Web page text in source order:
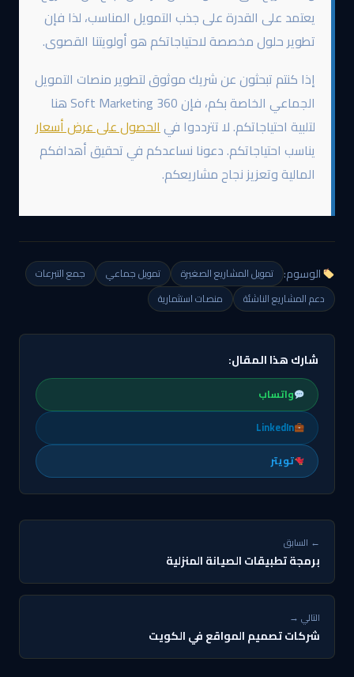
يعتمد على القدرة على جذب التمويل المناسب، لذا فإن
تطوير حلول مخصصة لاحتياجاتكم هو أولويتنا القصوى.
إذا كنتم تبحثون عن شريك موثوق لتطوير منصات التمويل
الجماعي الخاصة بكم، فإن 360 Soft Marketing هنا
لتلبية احتياجاتكم. لا تترددوا فيالحصول على عرض أسعار
يناسب احتياجاتكم. دعونا نساعدكم في تحقيق أهدافكم
المالية وتعزيز نجاح مشاريعكم.
الوسوم: تمويل المشاريع الصغيرة تمويل جماعي
جمع التبرعات
دعم المشاريع الناشئة
منصات استثمارية
شارك هذا المقال:
واتساب
LinkedIn
تويتر
← السابق
برمجة تطبيقات الصيانة المنزلية
التالي →
شركات تصميم المواقع في الكويت